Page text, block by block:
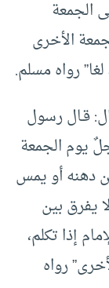
الجمعة
الأخرى
رواه مسلم.
قـال رسول
يوم الجمعة
دهنه أو يمس
يفرق بين
إذا تكلم،
رواه